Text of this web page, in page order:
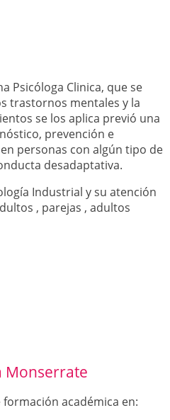
Psicóloga Clinica, que se
trastornos mentales y la
se los aplica previó una
prevención e
personas con algún tipo de
desadaptativa.
Industrial y su atención
, parejas , adultos
Monserrate
formación académica en: